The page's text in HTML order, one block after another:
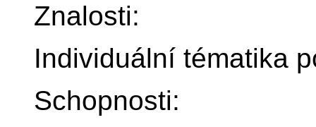
Znalosti:
Individuální tématika
Schopnosti: